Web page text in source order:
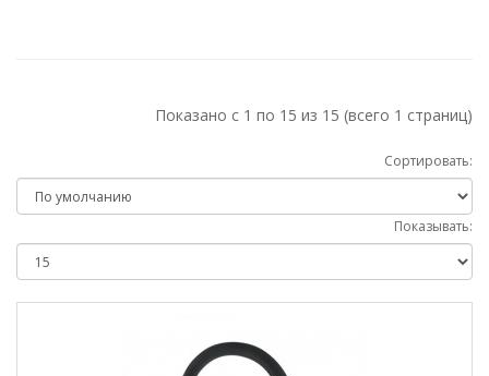
Показано с 1 по 15 из 15 (всего 1 страниц)
Сортировать:
Показывать: